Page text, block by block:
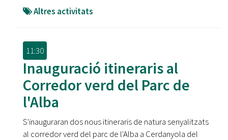
Altres activitats
11:30
Inauguració itineraris al
Corredor verd del Parc de
l'Alba
S'inauguraran dos nous itineraris de natura senyalitzats
al corredor verd del parc de l'Alba a Cerdanyola del